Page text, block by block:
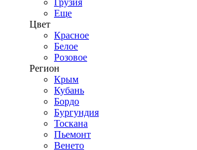
Грузия
Еще
Цвет
Красное
Белое
Розовое
Регион
Крым
Кубань
Бордо
Бургундия
Тоскана
Пьемонт
Венето